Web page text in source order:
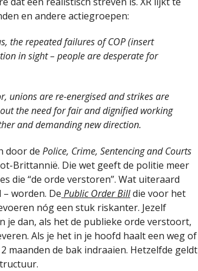
en andere actiegroepen:
the repeated failures of COP (insert
in sight – people are desperate for
unions are re-energised and strikes are
the need for fair and dignified working
and demanding new direction.
door de Police, Crime, Sentencing and Courts
Brittannië. Die wet geeft de politie meer
die “de orde verstoren”. Wat uiteraard
worden. De Public Order Billdie voor het
nóg een stuk riskanter. Jezelf
je dan, als het de publieke orde verstoort,
Als je het in je hoofd haalt een weg of
maanden de bak indraaien. Hetzelfde geldt